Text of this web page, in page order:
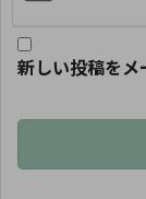
新しい投稿をメ